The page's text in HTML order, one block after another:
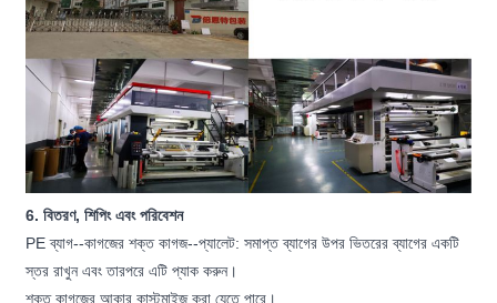
6. বিতরণ, শিপিং এবং পরিবেশন
PE ব্যাগ--কাগজের শক্ত কাগজ--প্যালেট: সমাপ্ত ব্যাগের উপর ভিতরের ব্যাগের একটি
স্তর রাখুন এবং তারপরে এটি প্যাক করুন।
শক্ত কাগজের আকার কাস্টমাইজ করা যেতে পারে।